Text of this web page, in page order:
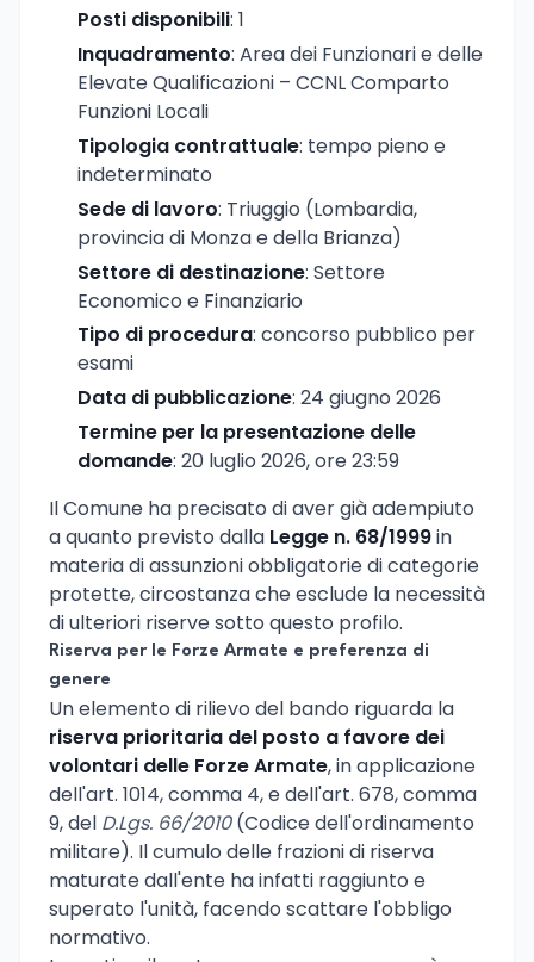
Posti disponibili: 1
Inquadramento: Area dei Funzionari e delle
Elevate Qualificazioni – CCNL Comparto
Funzioni Locali
Tipologia contrattuale: tempo pieno e
indeterminato
Sede di lavoro: Triuggio (Lombardia,
provincia di Monza e della Brianza)
Settore di destinazione: Settore
Economico e Finanziario
Tipo di procedura: concorso pubblico per
esami
Data di pubblicazione: 24 giugno 2026
Termine per la presentazione delle
domande: 20 luglio 2026, ore 23:59
Il Comune ha precisato di aver già adempiuto
a quanto previsto dalla Legge n. 68/1999in
materia di assunzioni obbligatorie di categorie
protette, circostanza che esclude la necessità
di ulteriori riserve sotto questo profilo.
Riserva per le Forze Armate e preferenza di
genere
Un elemento di rilievo del bando riguarda la
riserva prioritaria del posto a favore dei
volontari delle Forze Armate, in applicazione
dell'art. 1014, comma 4, e dell'art. 678, comma
9, del D.Lgs. 66/2010(Codice dell'ordinamento
militare). Il cumulo delle frazioni di riserva
maturate dall'ente ha infatti raggiunto e
superato l'unità, facendo scattare l'obbligo
normativo.